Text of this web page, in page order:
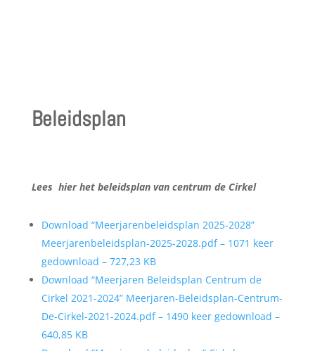
Beleidsplan
Lees hier het beleidsplan van centrum de Cirkel
Download “Meerjarenbeleidsplan 2025-2028”
Meerjarenbeleidsplan-2025-2028.pdf – 1071 keer
gedownload – 727,23 KB
Download “Meerjaren Beleidsplan Centrum de
Cirkel 2021-2024” Meerjaren-Beleidsplan-Centrum-
De-Cirkel-2021-2024.pdf – 1490 keer gedownload –
640,85 KB